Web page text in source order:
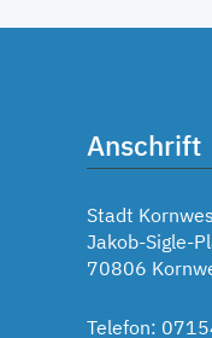
Anschrift
Stadt
Jakob-Sigle-
70806
Telefon: